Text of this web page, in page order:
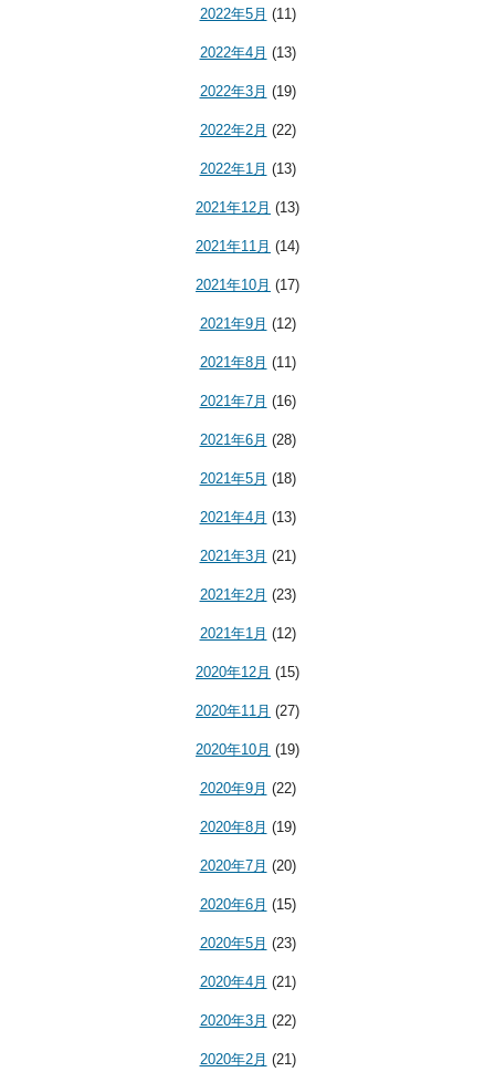
2022年5月 (11)
2022年4月 (13)
2022年3月 (19)
2022年2月 (22)
2022年1月 (13)
2021年12月 (13)
2021年11月 (14)
2021年10月 (17)
2021年9月 (12)
2021年8月 (11)
2021年7月 (16)
2021年6月 (28)
2021年5月 (18)
2021年4月 (13)
2021年3月 (21)
2021年2月 (23)
2021年1月 (12)
2020年12月 (15)
2020年11月 (27)
2020年10月 (19)
2020年9月 (22)
2020年8月 (19)
2020年7月 (20)
2020年6月 (15)
2020年5月 (23)
2020年4月 (21)
2020年3月 (22)
2020年2月 (21)